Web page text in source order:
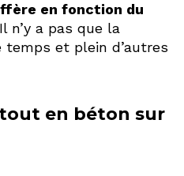
en fonction du
n’y a pas que la
et plein d’autres
en béton sur